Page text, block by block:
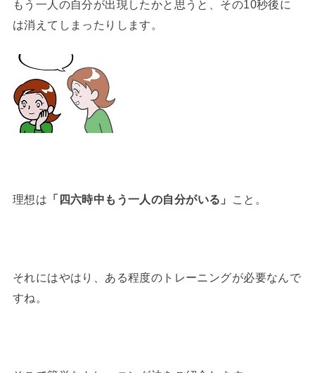
もう一人の自分が出現したかと思うと、その10秒後に
は消えてしまったりします。
理想は 「四六時中もう一人の自分がいる」 こと。
それにはやはり、ある程度のトレーニングが必要なんで
すね。